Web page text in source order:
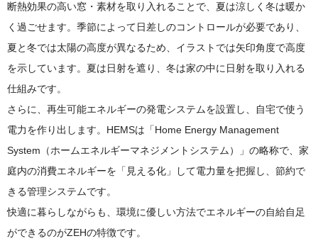
断熱効果の高い窓・素材を取り入れることで、夏は涼しく冬は暖か
く過ごせます。季節によって日差しのコントロールが必要であり、
夏と冬では太陽の高度が異なるため、イラストでは矢印角度で高度
を示しています。夏は日射を遮り、冬は家の中に日射を取り入れる
仕組みです。
さらに、再生可能エネルギーの発電システムを設置し、自宅で使う
電力を作り出します。HEMSは「Home Energy Management
System（ホームエネルギーマネジメントシステム）」の略称で、家
庭内の消費エネルギーを「見える化」して電力量を把握し、節約で
きる管理システムです。
快適に暮らしながらも、環境に優しい方法でエネルギーの自給自足
ができるのがZEHの特徴です。